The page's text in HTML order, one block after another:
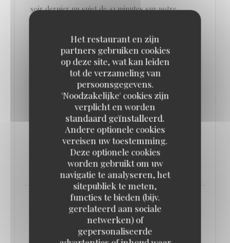
Het restaurant en zijn
partners gebruiken cookies
op deze site, wat kan leiden
tot de verzameling van
persoonsgegevens.
'Noodzakelijke' cookies zijn
verplicht en worden
standaard geïnstalleerd.
Andere optionele cookies
vereisen uw toestemming.
Deze optionele cookies
worden gebruikt om uw
navigatie te analyseren, het
sitepubliek te meten,
functies te bieden (bijv.
gerelateerd aan sociale
netwerken) of
gepersonaliseerde
soir dernier un sujet de 43 minutes sur notre
Revivez l'émission et plongez dans les coulisses de
l’une de nos plus belles brasseries de Paris.
Bravo à notre directeur Sebastien Burdino, à notre
Chef Georges Belondrade et à leurs équipes pour
ce superbe travail au quotidien.
LEES HET ARTIKEL((OPENT IN EEN NIEUW VENSTER))